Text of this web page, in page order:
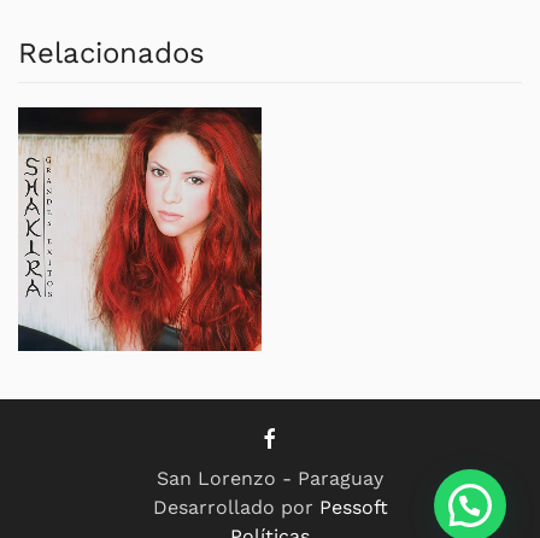
Relacionados
San Lorenzo - Paraguay
Desarrollado por Pessoft